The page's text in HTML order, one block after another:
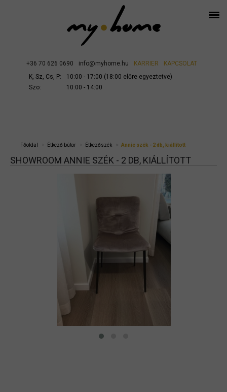
+36 70 626 0690 info@myhome.hu KARRIER
KAPCSOLAT
K, Sz, Cs, P:
10:00 - 17:00 (18:00 előre egyeztetve)
Szo:
10:00 - 14:00
Főoldal Étkező bútor Étkezőszék Annie szék - 2 db, kiállított
SHOWROOM ANNIE SZÉK - 2 DB, KIÁLLÍTOTT